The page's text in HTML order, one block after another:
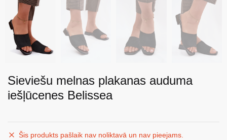
Sieviešu melnas plakanas auduma
iešļūcenes Belissea
Šis produkts pašlaik nav noliktavā un nav pieejams.